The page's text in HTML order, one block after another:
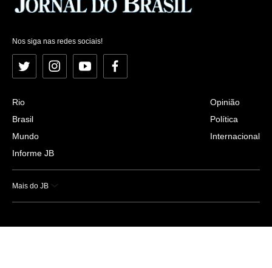
Nos siga nas redes sociais!
Twitter InstagramYouTubeFacebook
Rio
Brasil
Mundo
Informe JB
Opinião
Política
Internacional
Mais do JB
Esportes